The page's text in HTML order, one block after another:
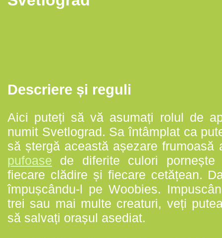
Descriere și reguli
Aici puteți să vă asumați rolul de
numit Svetlograd. Sa întâmplat ca
să ștergă această așezare
pufoase de diferite culori
fiecare clădire și fiecare cetățean.
împușcându-l pe Woobies.
trei sau mai multe creaturi, veți
să salvați orașul asediat.